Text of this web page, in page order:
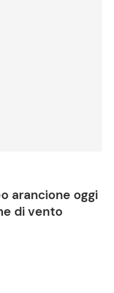
arancione oggi
di vento